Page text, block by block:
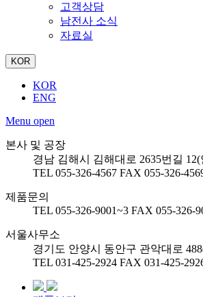
고객상담
남전사 소식
자료실
KOR
KOR
ENG
Menu open
본사 및 공장
경남 김해시 김해대로 2635번길
TEL 055-326-4567 FAX 055-326-
제품문의
TEL 055-326-9001~3 FAX 055-326-
서울사무소
경기도 안양시 동안구 관악대로
TEL 031-425-2924 FAX 031-425-